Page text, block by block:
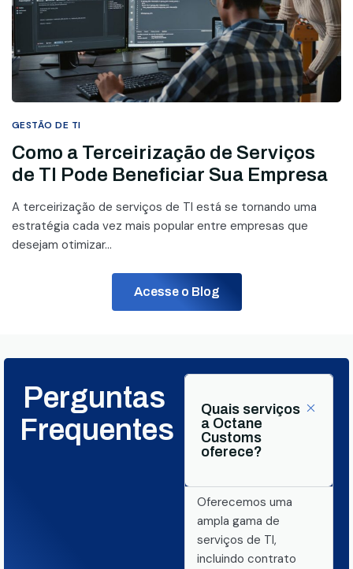
GESTÃO DE TI
Como a Terceirização de Serviços
de TI Pode Beneficiar Sua Empresa
A terceirização de serviços de TI está se tornando uma
estratégia cada vez mais popular entre empresas que
desejam otimizar...
Acesse o Blog
Perguntas
Frequentes
Quais serviços
a Octane
Customs
oferece?
Oferecemos uma
ampla gama de
serviços de TI,
incluindo contrato